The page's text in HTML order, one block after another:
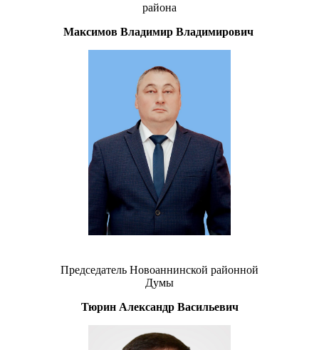
района
Максимов Владимир Владимирович
Председатель Новоаннинской районной
Думы
Тюрин Александр Васильевич